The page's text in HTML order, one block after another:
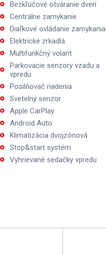
Bezkľúčové otváranie dverí
Centrálne zamykanie
Diaľkové ovládanie zamykania
Elektrické zrkadlá
Multifunkčný volant
Parkovacie senzory vzadu a
vpredu
Posilňovač riadenia
Svetelný senzor
Apple CarPlay
Android Auto
Klimatizácia dvojzónová
Stop&start systém
Vyhrievané sedačky vpredu